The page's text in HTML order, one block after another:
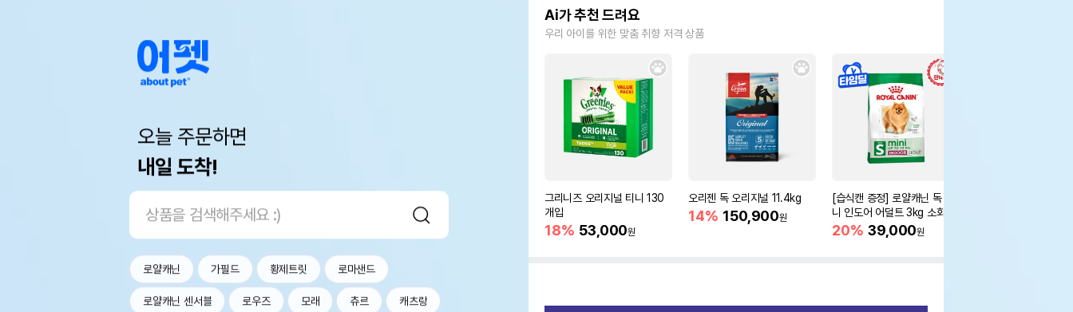
오늘 주문하면
내일 도착!
로얄캐닌 가필드 황제트릿 로마샌드
로얄캐닌 센서블 로우즈 모래 츄르 캐츠랑
Ai가 추천 드려요
우리 아이를 위한 맞춤 취향 저격 상품
그리니즈 오리지널 티니 130
개입
18% 53,000원
오리젠 독 오리지널 11.4kg
14% 150,900원
[습식캔 증정] 로얄캐닌 독 미
니 인도어 어덜트 3kg 소화기
건강
20% 39,000원